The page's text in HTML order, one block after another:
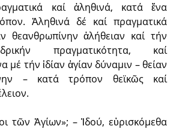
καί ἀληθινά, κατά ἕνα
Ἀληθινά δέ καί πραγματικά
θεανθρωπίνην ἀλήθειαν καί τήν
πραγματικότητα, καί
μέ τήν ἰδίαν ἁγίαν δύναμιν – θείαν
– κατά τρόπον θεϊκῶς καί
τῶν Ἁγίων»; – Ἰδού, εὑρισκόμεθα